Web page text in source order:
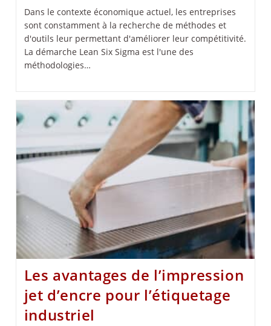
Dans le contexte économique actuel, les entreprises
sont constamment à la recherche de méthodes et
d'outils leur permettant d'améliorer leur compétitivité.
La démarche Lean Six Sigma est l'une des
méthodologies…
Les avantages de l’impression
jet d’encre pour l’étiquetage
industriel